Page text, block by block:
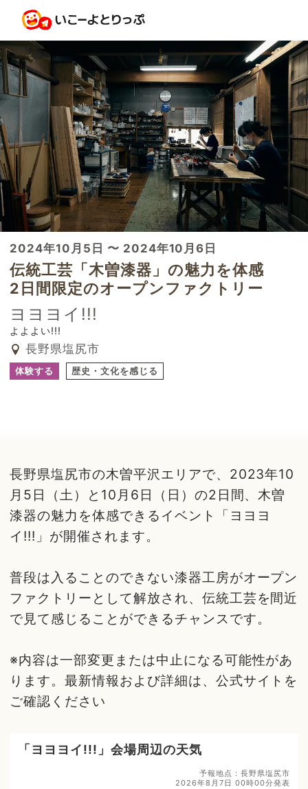
2024年10月5日 〜 2024年10月6日
伝統工芸「木曽漆器」の魅力を体感
2日間限定のオープンファクトリー
ヨヨヨイ!!!
よよよい!!!
長野県塩尻市
体験する 歴史・文化を感じる
長野県塩尻市の木曽平沢エリアで、2023年10
月5日（土）と10月6日（日）の2日間、木曽
漆器の魅力を体感できるイベント「ヨヨヨ
イ!!!」が開催されます。
普段は入ることのできない漆器工房がオープン
ファクトリーとして解放され、伝統工芸を間近
で見て感じることができるチャンスです。
※内容は一部変更または中止になる可能性があ
ります。最新情報および詳細は、公式サイトを
ご確認ください
「ヨヨヨイ!!!」会場周辺の天気
予報地点：長野県塩尻市
2026年8月7日 00時00分発表